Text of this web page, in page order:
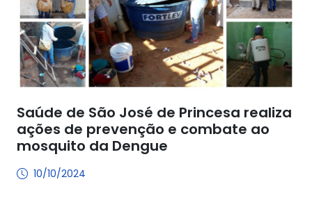
Saúde de São José de Princesa realiza
ações de prevenção e combate ao
mosquito da Dengue
10/10/2024